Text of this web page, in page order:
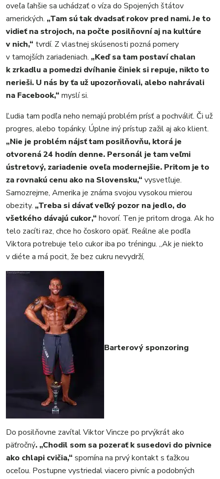
oveľa ľahšie sa uchádzať o víza do Spojených štátov
amerických. „Tam sú tak dvadsať rokov pred nami. Je to
vidieť na strojoch, na počte posilňovní aj na kultúre
v nich,“ tvrdí. Z vlastnej skúsenosti pozná pomery
v tamojších zariadeniach. „Keď sa tam postaví chalan
k zrkadlu a pomedzi dvíhanie činiek si repuje, nikto to
nerieši. U nás by ťa už upozorňovali, alebo nahrávali
na Facebook,“ myslí si.
Ľudia tam podľa neho nemajú problém prísť a pochváliť. Či už
progres, alebo topánky. Úplne iný prístup zažil aj ako klient.
„Nie je problém nájsť tam posilňovňu, ktorá je
otvorená 24 hodín denne. Personál je tam veľmi
ústretový, zariadenie oveľa modernejšie. Pritom je to
za rovnakú cenu ako na Slovensku,“ vysvetľuje.
Samozrejme, Amerika je známa svojou vysokou mierou
obezity. „Treba si dávať veľký pozor na jedlo, do
všetkého dávajú cukor,“ hovorí. Ten je pritom droga. Ak ho
telo zacíti raz, chce ho čoskoro opäť. Reálne ale podľa
Viktora potrebuje telo cukor iba po tréningu. „Ak je niekto
v diéte a má pocit, že bez cukru nevydrží,
Barterový sponzoring
Do posilňovne zavítal Viktor Vincze po prvýkrát ako
päťročný. „Chodil som sa pozerať k susedovi do pivnice
ako chlapi cvičia,“ spomína na prvý kontakt s ťažkou
oceľou. Postupne vystriedal viacero pivníc a podobných